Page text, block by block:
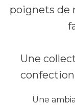
poignets de
Une
Une